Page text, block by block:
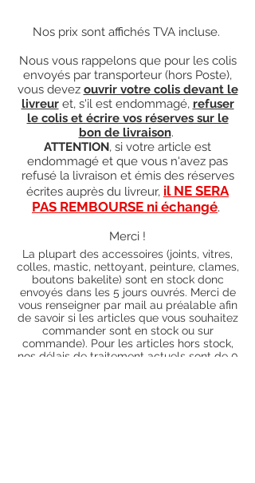
Nos prix sont affichés TVA incluse.
Nous vous rappelons que pour les colis
envoyés par transporteur (hors Poste),
vous devez ouvrir votre colis devant le
livreuret, s'il est endommagé, refuser
le colis et écrire vos réserves sur le
bon de livraison.
ATTENTION, si votre article est
endommagé et que vous n'avez pas
refusé la livraison et émis des réserves
écrites auprès du livreur, il NE SERA
PAS REMBOURSE ni échangé.
Merci !
La plupart des accessoires (joints, vitres,
colles, mastic, nettoyant, peinture, clames,
boutons bakelite) sont en stock donc
envoyés dans les 5 jours ouvrés. Merci de
vous renseigner par mail au préalable afin
de savoir si les articles que vous souhaitez
commander sont en stock ou sur
commande). Pour les articles hors stock,
nos délais de traitement actuels sont de 0